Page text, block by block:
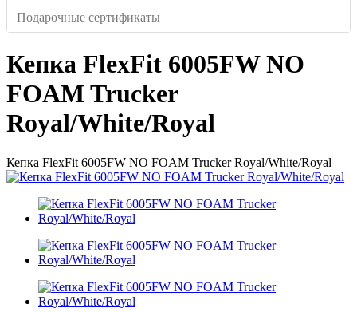
Подарочные сертификаты
Кепка FlexFit 6005FW NO
FOAM Trucker
Royal/White/Royal
Кепка FlexFit 6005FW NO FOAM Trucker Royal/White/Royal